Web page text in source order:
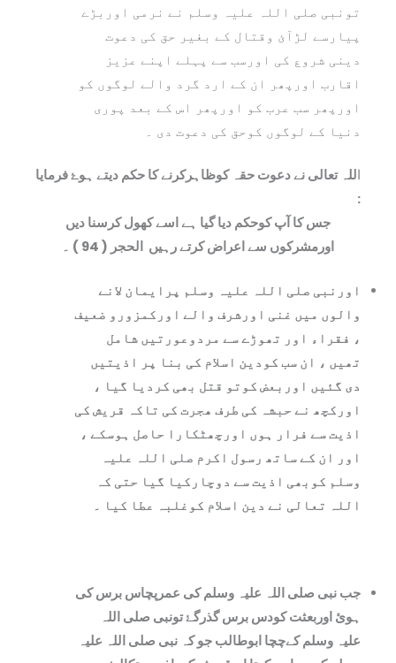
تونبی صلی اللہ علیہ وسلم نے نرمی اوربڑے
پیارسے لڑآئ وقتال کے بغیر حق کی دعوت
دینی شروع کی اورسب سے پہلے اپنے عزیز
اقارب اورپھر ان کے ارد گرد والے لوگوں کو
اورپھر سب عرب کو اورپھر اس کے بعد پوری
دنیا کے لوگوں کوحق کی دعوت دی ۔
اللہ تعالی نے دعوت حقہ کوظاہرکرنے کا حکم دیتے ہوۓ فرمایا
:
جس کا آپ کوحکم دیا گيا ہے اسے کھول کرسنا دیں
اورمشرکوں سے اعراض کرتے رہيں الحجر ( 94 ) ۔
اورنبی صلی اللہ علیہ وسلم پرایمان لانے
والوں میں غنی اورشرف والے اورکمزورو ضعیف
، فقراء اور تھوڑے سے مردوعورتیں شامل
تھیں ، ان سب کودین اسلام کی بنا پر اذیتیں
دی گئيں اوربعض کوتو قتل بھی کردیا گیا ،
اورکچھ نے حبشہ کی طرف ھجرت کی تاکہ قریش کی
اذيت سے فرار ہوں اورچھٹکارا حاصل ہوسکے ،
اور ان کے ساتھ رسول اکرم صلی اللہ علیہ
وسلم کوبھی اذیت سے دوچارکیا گيا حتی کہ
اللہ تعالی نے دین اسلام کوغلبہ عطا کیا ۔
جب نبی صلی اللہ علیہ وسلم کی عمرپچاس برس کی
ہو‏ئ اوربعثت کودس برس گذرگۓ تونبی صلی اللہ
علیہ وسلم کےچچا ابوطالب جو کہ نبی صلی اللہ علیہ